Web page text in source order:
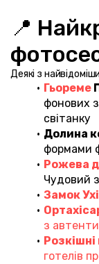
📍
Деякі з
Гьореме
фонових
світанку
Долина
формами
Рожева
Чудовий
Замок
з
Розкішні
готелів